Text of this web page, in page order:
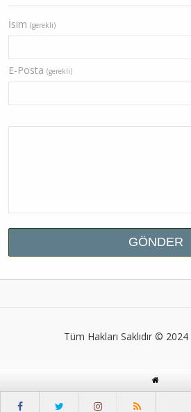
İsim (gerekli)
E-Posta (gerekli)
Tüm Hakları Saklıdır © 2024